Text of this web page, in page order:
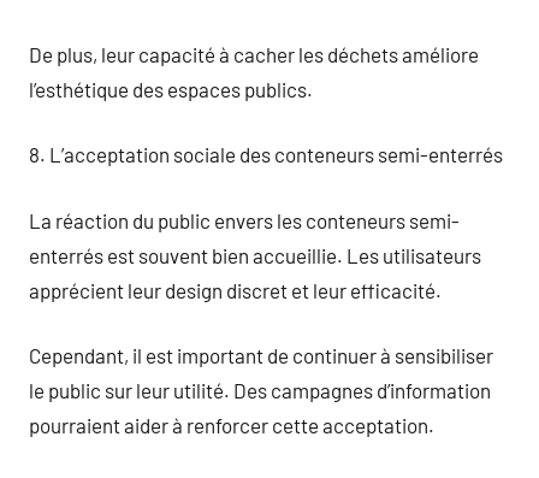
De plus, leur capacité à cacher les déchets améliore
l’esthétique des espaces publics.
8. L’acceptation sociale des conteneurs semi-enterrés
La réaction du public envers les conteneurs semi-
enterrés est souvent bien accueillie. Les utilisateurs
apprécient leur design discret et leur efficacité.
Cependant, il est important de continuer à sensibiliser
le public sur leur utilité. Des campagnes d’information
pourraient aider à renforcer cette acceptation.